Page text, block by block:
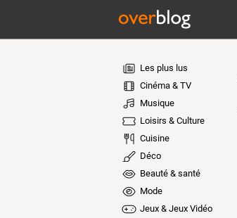
Les plus lus
Cinéma & TV
Musique
Loisirs & Culture
Cuisine
Déco
Beauté & santé
Mode
Jeux & Jeux Vidéo